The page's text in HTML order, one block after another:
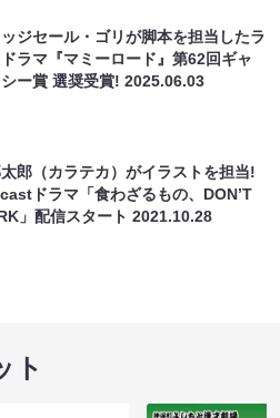
ジセール・ゴリが脚本を担当したラ
ラマ『マミーロード』第62回ギャ
シー賞 選奨受賞!2025.06.03
郎（カラテカ）がイラストを担当!
ドラマ「⾷わざるもの、DONʼT
」配信スタート2021.10.28
ト